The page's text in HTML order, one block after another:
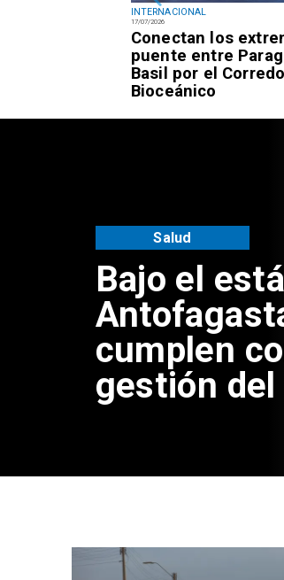
INTERNACIONAL
17/07/2026
Conectan los
puente entre
Basil por el
Bioceánico
Bajo el
cumplen
gestión
Salud